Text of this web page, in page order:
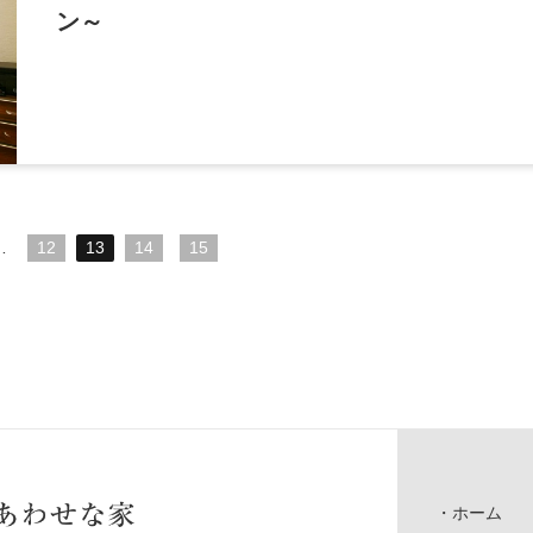
ン～
12 13 14 15
ホーム